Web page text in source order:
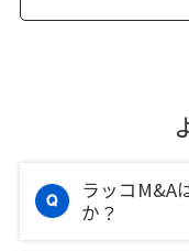
ラッコM&A
か？